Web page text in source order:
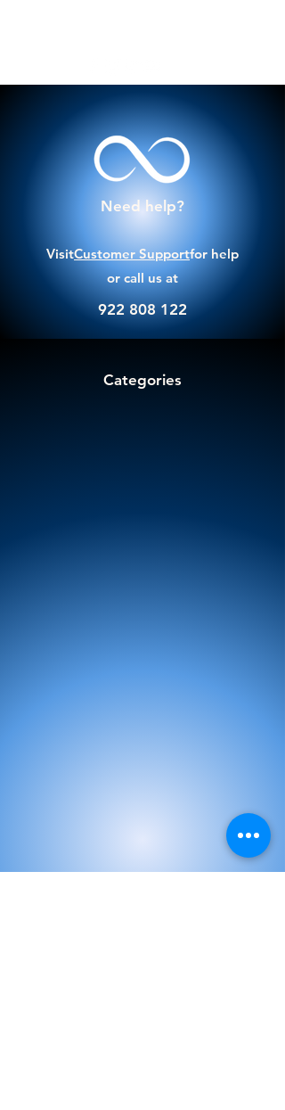
Need help?
VisitCustomer Supportfor help
or call us at
922 808 122
Categories